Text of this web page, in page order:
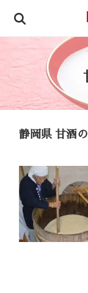
静岡県 甘酒